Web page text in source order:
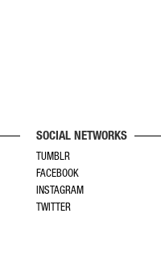
SOCIAL NETWORKS
TUMBLR
FACEBOOK
INSTAGRAM
TWITTER